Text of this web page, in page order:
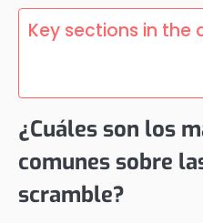
Key sections in the
¿Cuáles son los
comunes sobre
scramble?